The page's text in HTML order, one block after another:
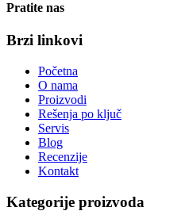
Pratite nas
Brzi linkovi
Početna
O nama
Proizvodi
Rešenja po ključ
Servis
Blog
Recenzije
Kontakt
Kategorije proizvoda